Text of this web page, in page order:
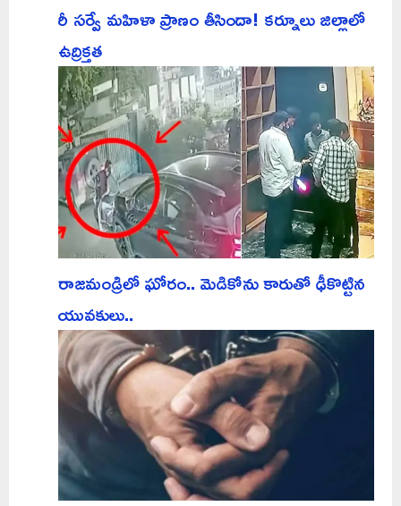
రీ సర్వే మహిళా ప్రాణం తీసిందా! కర్నూలు జిల్లాలో
ఉద్రిక్తత
రాజమండ్రిలో ఘోరం.. మెడికోను కారుతో ఢీకొట్టిన
యువకులు..